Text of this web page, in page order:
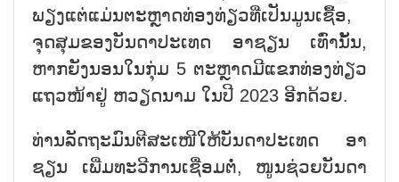
ພຽງແຕ່ແມ່ນຕະຫຼາດທ່ອງທ່ຽວທີ່ເປັນມູນເຊື້ອ,
ຈຸດສຸມຂອງບັນດາປະເທດ ອາຊຽນ ເທົ່ານັ້ນ,
ຫາກຍັງນອນໃນກຸ່ມ 5 ຕະຫຼາດມີແຂກທ່ອງທ່ຽວ
ແຖວໜ້າຢູ່ ຫວຽດນາມ ໃນປີ 2023 ອີກດ້ວຍ.
ທ່ານລັດຖະມົນຕີສະເໜີໃຫ້ບັນດາປະເທດ ອາ
ຊຽນ ເພີ່ມທະວີການເຊື່ອມຕໍ່, ໜູນຊ່ວຍບັນດາ